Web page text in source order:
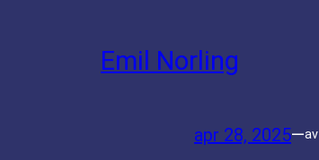
Emil Norling
apr 28, 2025—av